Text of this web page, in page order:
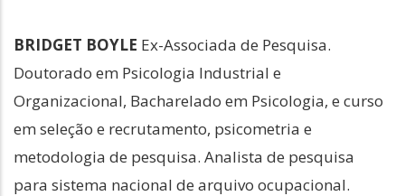
BRIDGET BOYLE Ex-Associada de Pesquisa.
Doutorado em Psicologia Industrial e
Organizacional, Bacharelado em Psicologia, e curso
em seleção e recrutamento, psicometria e
metodologia de pesquisa. Analista de pesquisa
para sistema nacional de arquivo ocupacional.